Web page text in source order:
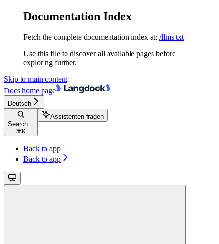
Documentation Index
Fetch the complete documentation index at: /llms.txt
Use this file to discover all available pages before
exploring further.
Skip to main content
Docs home page
Deutsch
Search...
⌘ K
Assistenten fragen
Back to app
Back to app